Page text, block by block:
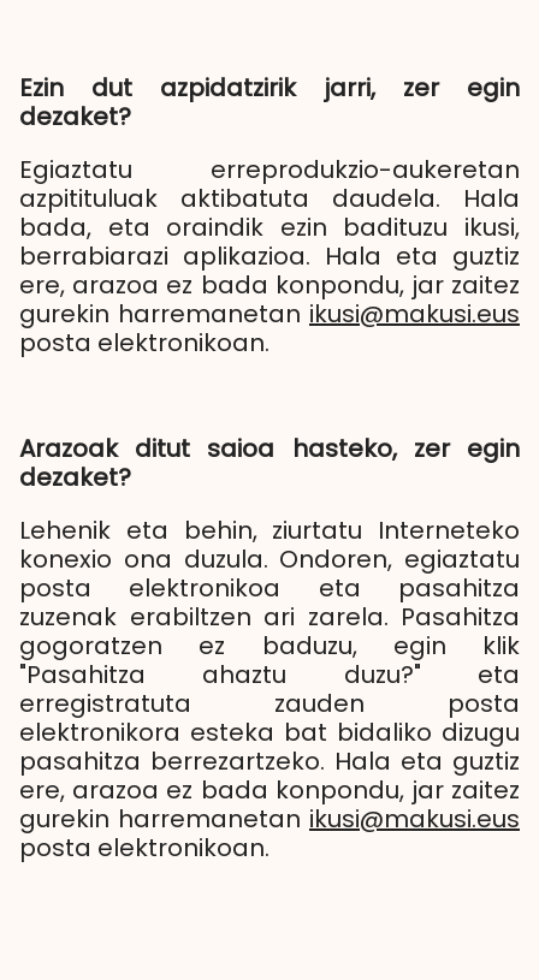
Ezin dut azpidatzirik jarri, zer egin
dezaket?
Egiaztatu erreprodukzio-aukeretan
azpitituluak aktibatuta daudela. Hala
bada, eta oraindik ezin badituzu ikusi,
berrabiarazi aplikazioa. Hala eta guztiz
ere, arazoa ez bada konpondu, jar zaitez
gurekin harremanetan ikusi@makusi.eus
posta elektronikoan.
Arazoak ditut saioa hasteko, zer egin
dezaket?
Lehenik eta behin, ziurtatu Interneteko
konexio ona duzula. Ondoren, egiaztatu
posta elektronikoa eta pasahitza
zuzenak erabiltzen ari zarela. Pasahitza
gogoratzen ez baduzu, egin klik
"Pasahitza ahaztu duzu?" eta
erregistratuta zauden posta
elektronikora esteka bat bidaliko dizugu
pasahitza berrezartzeko. Hala eta guztiz
ere, arazoa ez bada konpondu, jar zaitez
gurekin harremanetan ikusi@makusi.eus
posta elektronikoan.